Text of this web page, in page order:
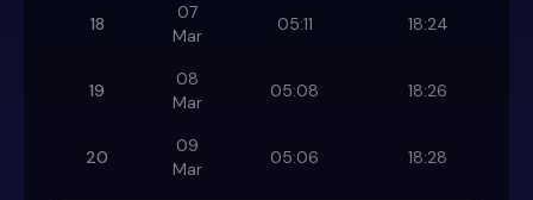
18
07
Mar
05:11 18:24
19
08
Mar
05:08 18:26
20
09
Mar
05:06 18:28